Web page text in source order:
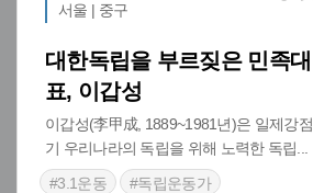
서울 | 중구
대한독립을 부르짖은 민족대
표, 이갑성
이갑성(李甲成, 1889~1981년)은 일제강점
기 우리나라의 독립을 위해 노력한 독립
#3.1운동
#독립운동가